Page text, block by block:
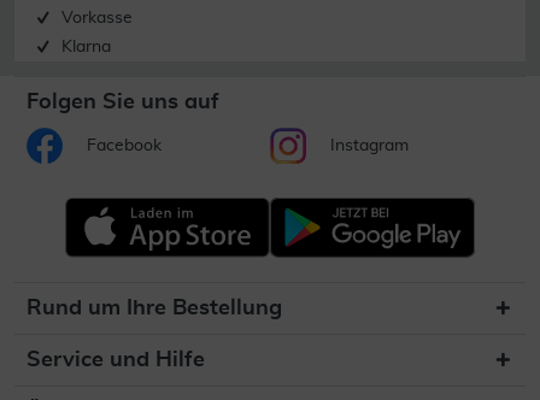
Vorkasse
Klarna
Folgen Sie uns auf
Facebook Instagram
Rund um Ihre Bestellung
Service und Hilfe